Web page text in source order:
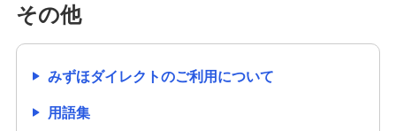
その他
みずほダイレクトのご利用について
用語集